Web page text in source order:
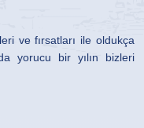
ve fırsatları ile oldukça
yorucu bir yılın bizleri